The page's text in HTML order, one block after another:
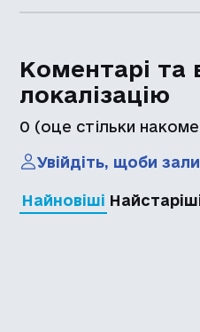
Коментарі та
локалізацію
0 (оце стільки
Увійдіть, щоби
Найновіші